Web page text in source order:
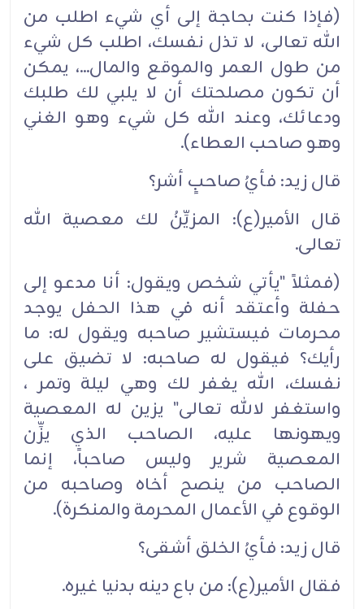
(فإذا كنت بحاجة إلى أي شيء اطلب من
الله تعالى، لا تذل نفسك، اطلب كل شيء
من طول العمر والموقع والمال...، يمكن
أن تكون مصلحتك أن لا يلبي لك طلبك
ودعائك، وعند الله كل شيء وهو الغني
وهو صاحب العطاء).
قال زيد: فأيُ صاحبٍ أشر؟
قال الأمير(ع): المزيِّنُ لك معصية الله
تعالى.
(فمثلاً "يأتي شخص ويقول: أنا مدعو إلى
حفلة وأعتقد أنه في هذا الحفل يوجد
محرمات فيستشير صاحبه ويقول له: ما
رأيك؟ فيقول له صاحبه: لا تضيق على
نفسك، الله يغفر لك وهي ليلة وتمر ،
واستغفر لالله تعالى" يزين له المعصية
ويهونها عليه، الصاحب الذي يزِّن
المعصية شرير وليس صاحباً، إنما
الصاحب من ينصح أخاه وصاحبه من
الوقوع في الأعمال المحرمة والمنكرة).
قال زيد: فأيُ الخلق أشقى؟
فقال الأمير(ع): من باع دينه بدنيا غيره.